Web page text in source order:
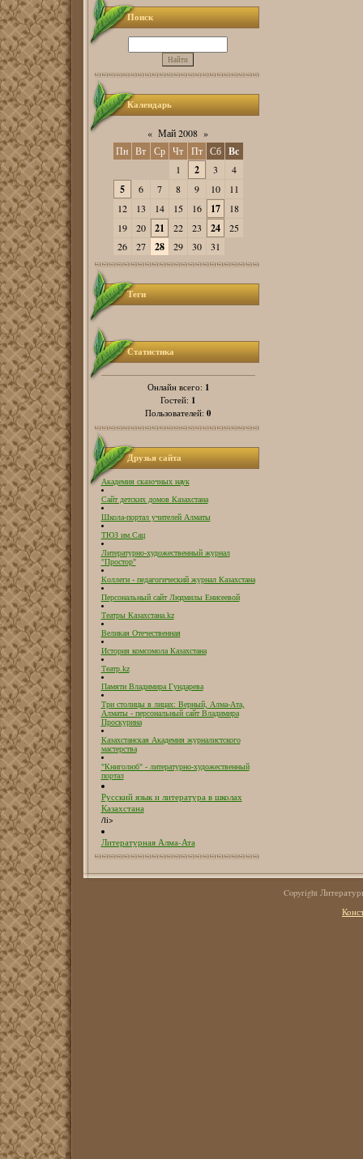
Поиск
Календарь
« Май 2008 »
Пн Вт Ср Чт Пт Сб Вс
1 2 3 4
5 6 7 8 9 10
11
12
13 14 15 16 17
18
19
20 21 22 23 24
25
26
27 28 29 30 31
Теги
Статистика
Онлайн всего: 1
Гостей: 1
Пользователей: 0
Друзья сайта
Академия сказочных наук
Сайт детских домов Казахстана
Школа-портал учителей Алматы
ТЮЗ им.Сац
Литературно-художественный журнал
"Простор"
Коллеги - педагогический журнал Казахстана
Персональный сайт Людмилы Енисеевой
Театры Казахстана.kz
Великая Отечественная
История комсомола Казахстана
Театр.kz
Памяти Владимира Гундарева
Три столицы в лицах: Верный, Алма-Ата,
Алматы - персональный сайт Владимира
Проскурина
Казахстанская Академия журналистского
мастерства
"Книголюб" - литературно-художественный
портал
Русский язык и литература в школах
Казахстана
/li>
Литературная Алма-Ата
Copyright